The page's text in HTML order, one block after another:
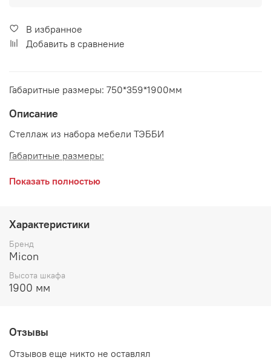
В избранное
Добавить в сравнение
Габаритные размеры: 750*359*1900мм
Описание
Стеллаж из набора мебели ТЭББИ
Габаритные размеры:
длина 750 мм
высота 1900 мм
Цвет:
ЛДСП Белый с тиснением "Древесные поры" / ЛДСП
Графит Серый
Показать полностью
Характеристики
Бренд
Micon
Высота шкафа
1900 мм
Отзывы
Отзывов еще никто не оставлял